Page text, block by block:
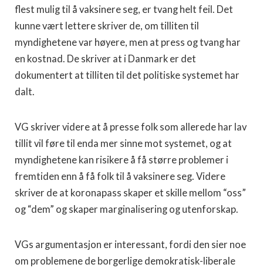
flest mulig til å vaksinere seg, er tvang helt feil. Det
kunne vært lettere skriver de, om tilliten til
myndighetene var høyere, men at press og tvang har
en kostnad. De skriver at i Danmark er det
dokumentert at tilliten til det politiske systemet har
dalt.
VG skriver videre at å presse folk som allerede har lav
tillit vil føre til enda mer sinne mot systemet, og at
myndighetene kan risikere å få større problemer i
fremtiden enn å få folk til å vaksinere seg. Videre
skriver de at koronapass skaper et skille mellom “oss”
og “dem” og skaper marginalisering og utenforskap.
VGs argumentasjon er interessant, fordi den sier noe
om problemene de borgerlige demokratisk-liberale